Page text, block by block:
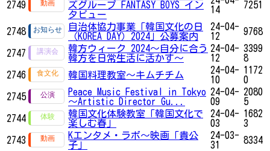
2749
ズグループ FANTASY BOYS イン
タビュー
14
7251
2748
自治体協力事業「韓国文化の日
（KOREA DAY）2024」公募案内
24-04-
12
9768
2747
韓方ウィーク 2024～自分に合う
韓方を日常生活に活かす～
24-04-
12
3399
8
2746
韓国料理教室～キムチチム
24-04-
10
1172
0
2745
Peace Music Festival in Tokyo
～Artistic Director Gu...
24-04-
09
2080
5
2744
韓国文化体験教室「韓国文化で
楽しむ春」
24-04-
03
1682
3
2743
Kエンタメ・ラボ～映画「貴公
子」
24-03-
31
8334